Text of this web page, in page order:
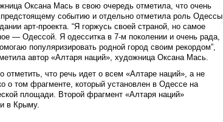
Оксана Мась в свою очередь отметила, что очень
событию и отдельно отметила роль Одессы
арт-проекта. “Я горжусь своей страной, но самое
— Одессой. Я одесситка в 7-м поколении и очень рада,
популяризировать родной город своим рекордом”,
автор «Алтаря наций», художница Оксана Мась.
отметить, что речь идет о всем «Алтаре наций», а не
о том фрагменте, который установлен в Одессе на
площади. Второй фрагмент «Алтаря наций»
в Крыму.